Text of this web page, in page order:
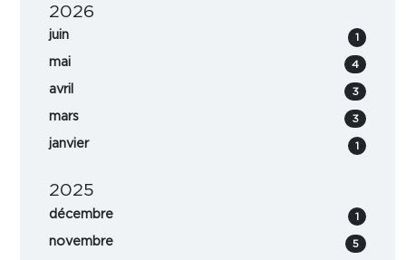
2026
juin 1
mai 4
avril 3
mars 3
janvier 1
2025
décembre 1
novembre 5